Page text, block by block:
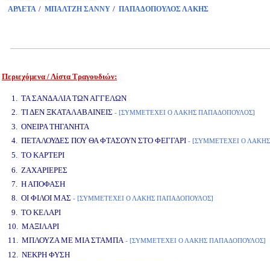
ΑΡΛΕΤΑ / ΜΠΑΛΤΖΗ ΣΑΝΝΥ / ΠΑΠΑΔΟΠΟΥΛΟΣ ΛΑΚΗΣ
Περιεχόμενα / Λίστα Τραγουδιών:
1. ΤΑ ΣΑΝΔΑΛΙΑ ΤΩΝ ΑΓΓΕΛΩΝ
2. ΤΙ ΔΕΝ ΞΚΑΤΑΛΑΒΑΙΝΕΙΣ - [ΣΥΜΜΕΤΕΧΕΙ Ο ΛΑΚΗΣ ΠΑΠΑΔΟΠΟΥΛΟΣ]
3. ΟΝΕΙΡΑ ΤΗΓΑΝΗΤΑ
4. ΠΕΤΑΛΟΥΔΕΣ ΠΟΥ ΘΑ ΦΤΑΣΟΥΝ ΣΤΟ ΦΕΓΓΑΡΙ - [ΣΥΜΜΕΤΕΧΕΙ Ο
5. ΤΟ ΚΑΡΤΕΡΙ
6. ΖΑΧΑΡΙΕΡΕΣ
7. Η ΑΠΟΦΑΣΗ
8. ΟΙ ΦΙΛΟΙ ΜΑΣ - [ΣΥΜΜΕΤΕΧΕΙ Ο ΛΑΚΗΣ ΠΑΠΑΔΟΠΟΥΛΟΣ]
9. ΤΟ ΚΕΛΑΡΙ
10. ΜΑΞΙΛΑΡΙ
11. ΜΠΛΟΥΖΑ ΜΕ ΜΙΑ ΣΤΑΜΠΑ - [ΣΥΜΜΕΤΕΧΕΙ Ο ΛΑΚΗΣ ΠΑΠΑΔΟΠΟΥΛΟΣ]
12. ΝΕΚΡΗ ΦΥΣΗ